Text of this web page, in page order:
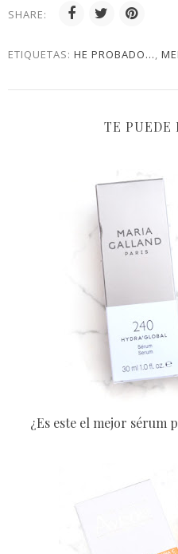
SHARE:
ETIQUETAS: HE PROBADO...,
TE PUEDE
¿Es este el mejor sérum